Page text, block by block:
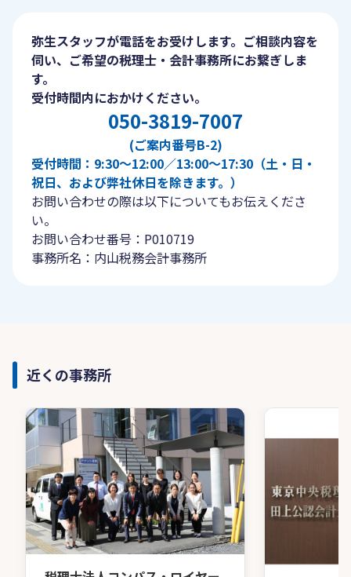
弥生スタッフが電話をお受けします。ご相談内容を
伺い、ご希望の税理士・会計事務所にお繋ぎしま
す。
受付時間内におかけください。
050-3819-7007
(ご案内番号B-2)
受付時間：9:30〜12:00／13:00〜17:30（土・日・
祝日、および弊社休日を除きます。）
お問い合わせの際は以下についてもお伝えくださ
い。
お問い合わせ番号：P010719
事務所名：内山税務会計事務所
近くの事務所